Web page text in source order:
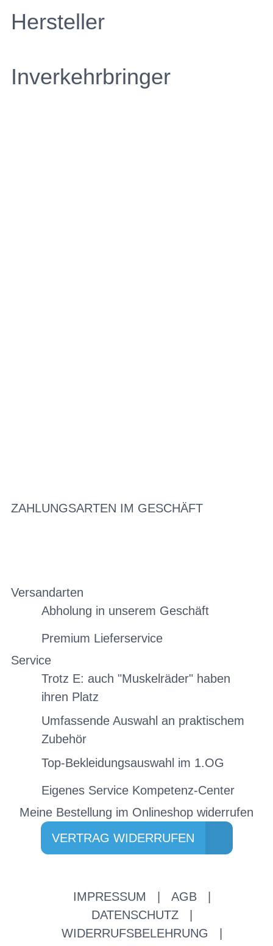
Hersteller
Inverkehrbringer
ZAHLUNGSARTEN IM GESCHÄFT
Versandarten
Abholung in unserem Geschäft
Premium Lieferservice
Service
Trotz E: auch "Muskelräder" haben
ihren Platz
Umfassende Auswahl an praktischem
Zubehör
Top-Bekleidungsauswahl im 1.OG
Eigenes Service Kompetenz-Center
Meine Bestellung im Onlineshop widerrufen
VERTRAG WIDERRUFEN
IMPRESSUM AGB
DATENSCHUTZ
WIDERRUFSBELEHRUNG